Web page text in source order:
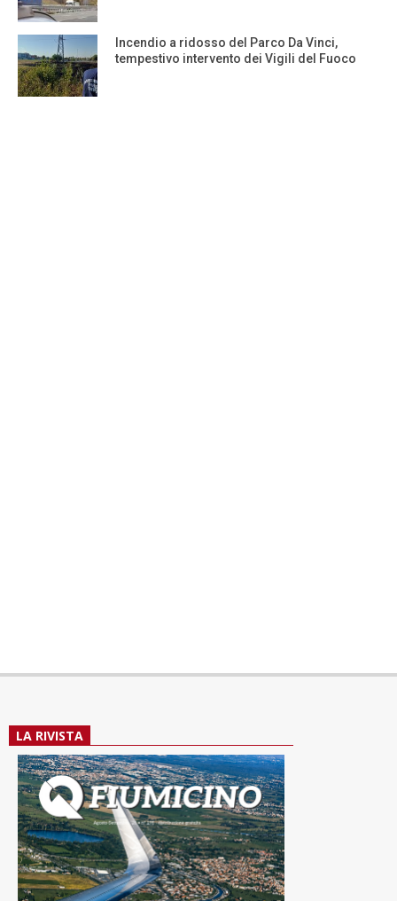
Incendio a ridosso del Parco Da Vinci,
tempestivo intervento dei Vigili del Fuoco
LA RIVISTA